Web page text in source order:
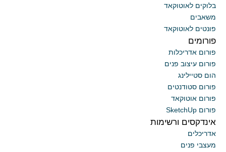
בלוקים לאוטוקאד
משאבים
פונטים לאוטוקאד
פורומים
פורום אדריכלות
פורום עיצוב פנים
הום סטיילינג
פורום סטודנטים
פורום אוטוקאד
פורום SketchUp
אינדקסים ורשימות
אדריכלים
מעצבי פנים